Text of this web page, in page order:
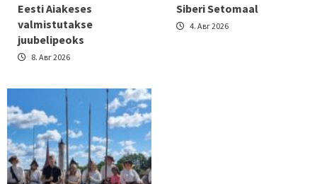
Eesti Aiakeses
valmistutakse
juubelipeoks
8. Авг 2026
Siberi Setomaal
4. Авг 2026